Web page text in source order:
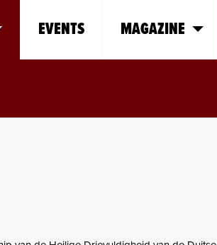
EVENTS MAGAZINE